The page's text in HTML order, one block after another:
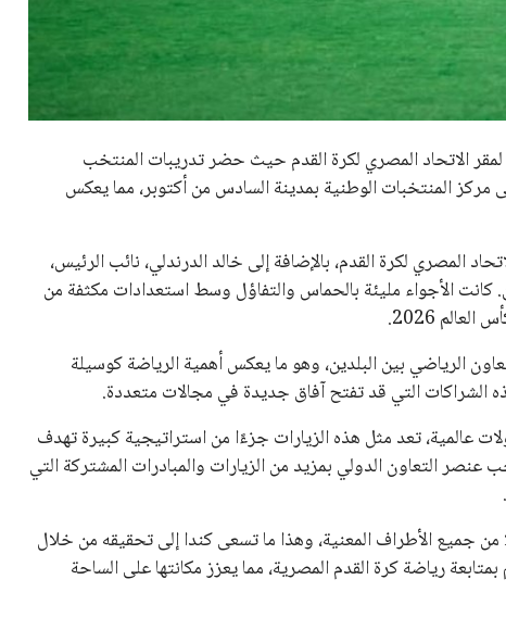
كرئيس للاتحاد الدولي لكرة القدم “فيفا” لفترة رابعة، بعد أن
حصل على تأييد واسع من أكثر من 200 اتحاد وطني من أصل 211 في الجمعية العمومية. مما يعزز فرصته للفوز في الانتخابات
في الآونة الأخيرة. حتى الآن، لم يتقدم أي مرشح منافس
إلى اسم يوازن موقف إنفانتينو، قبل انتهاء فترة الترشح في
بما في ذلك الاتحاد الأفريقي والآسيوي، بالإضافة إلى دعم
من القرارات التي اتخذها في زيادة الموارد المالية لهذه
وإطلاق بطولات دولية جديدة تحت مظلة “فيفا”.
حيث ارتفعت حدة الانتقادات الموجهة إلى إنفانتينو
الزمني للمسابقات المحلية. وقد دعا رئيس رابطة الدوري
تضر بصناعة كرة القدم وتزيد من ضغوط المباريات.
يمتلك فرصًا كبيرة للفوز بولاية جديدة، خصوصًا في ظل غياب
من فرص استمراره في قيادة “فيفا” حتى عام 2031.